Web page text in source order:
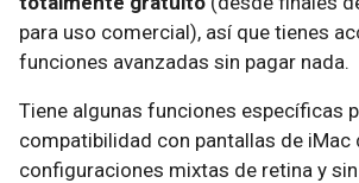
para uso comercial), así que tienes
funciones avanzadas sin pagar nada.
Tiene algunas funciones específicas
compatibilidad con pantallas de iMac
configuraciones mixtas de retina y